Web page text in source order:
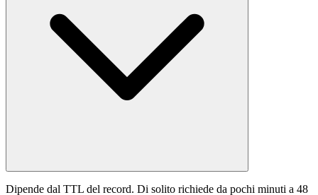
Dipende dal TTL del record. Di solito richiede da pochi minuti a 48